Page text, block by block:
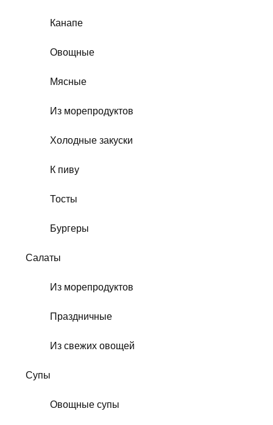
Канапе
Овощные
Мясные
Из морепродуктов
Холодные закуски
К пиву
Тосты
Бургеры
Салаты
Из морепродуктов
Праздничные
Из свежих овощей
Супы
Овощные супы